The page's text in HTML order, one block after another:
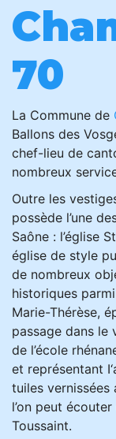
70
La Commune de
Ballons des
chef-lieu de
nombreux
Outre les
possède l’une
Saône : l’église
église de style
de nombreux
historiques
Marie-Thérèse,
passage dans le
de l’école
et représentant
tuiles
l’on peut
Toussaint.